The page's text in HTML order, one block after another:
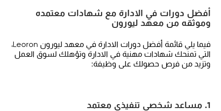
أفضل دورات في الادارة مع شهادات معتمده
وموثقه من معهد ليورون
فيما يلي قائمة أفضل دورات الادارة في معهد ليورون Leoron،
التي تمنحك شهادات مهنية في الادارة وتؤهلك لسوق العمل
وتزيد من فرص حصولك على وظيفة:
1. مساعد شخصي تنفيذي معتمد